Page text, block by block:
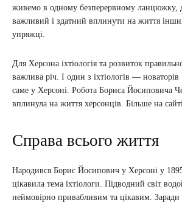
живемо в одному безперервному ланцюжку,
важливий і здатний вплинути на життя
упряжці.
Для Херсона іхтіологія та розвиток
важлива річ. І один з іхтіологів —
саме у Херсоні. Робота Бориса Йосиповича
вплинула на життя херсонців. Більше на
Справа всього життя
Народився Борис Йосипович у Херсоні у
цікавила тема іхтіологи. Підводний світ
неймовірно привабливим та цікавим. Заради